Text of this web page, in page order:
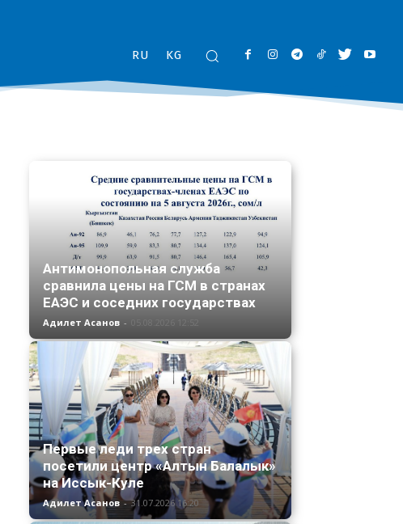
RU KG
Антимонопольная служба
сравнила цены на ГСМ в странах
ЕАЭС и соседних государствах
Адилет Асанов -
Первые леди трех стран
посетили центр «Алтын Балалык»
на Иссык-Куле
Адилет Асанов - 31.07.2026 16:20